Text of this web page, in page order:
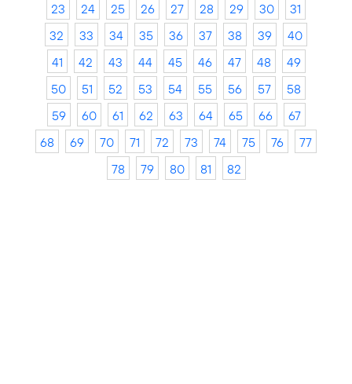
23
24 25 26 27 28 29 30
31
32
33 34 35 36 37 38 39
40
41
42 43 44 45 46 47 48
49
50
51 52 53 54 55 56 57
58
59
60 61 62 63 64 65 66
67
68
69 70 71 72 73 74 75 76
77
78
79 80 81 82